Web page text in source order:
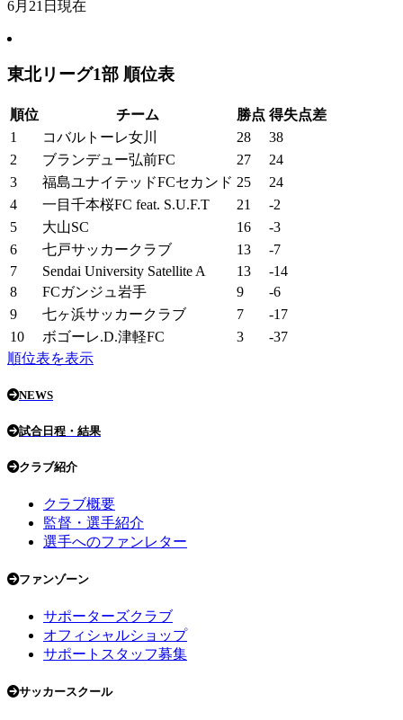
6月21日現在
東北リーグ1部 順位表
順位 チーム 勝点 得失点差
1
コバルトーレ女川 28
38
2
ブランデュー弘前FC 27
24
3
福島ユナイテッドFCセカンド 25
24
4
一目千本桜FC feat. S.U.F.T 21
-2
5
大山SC 16
-3
6
七戸サッカークラブ 13
-7
7
Sendai University Satellite A 13
-14
8
FCガンジュ岩手 9
-6
9
七ヶ浜サッカークラブ 7
-17
10
ボゴーレ.D.津軽FC 3
-37
順位表を表示
NEWS
試合日程・結果
クラブ紹介
クラブ概要
監督・選手紹介
選手へのファンレター
ファンゾーン
サポーターズクラブ
オフィシャルショップ
サポートスタッフ募集
サッカースクール